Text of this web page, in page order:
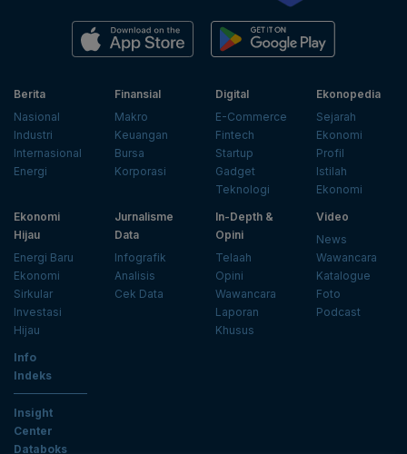
Berita
Nasional
Industri
Internasional
Energi
Finansial
Makro
Keuangan
Bursa
Korporasi
Digital
E-Commerce
Fintech
Startup
Gadget
Teknologi
Ekonopedia
Sejarah
Ekonomi
Profil
Istilah
Ekonomi
Ekonomi
Hijau
Energi Baru
Ekonomi
Sirkular
Investasi
Hijau
Jurnalisme
Data
Infografik
Analisis
Cek Data
In-Depth &
Opini
Telaah
Opini
Wawancara
Laporan
Khusus
Video
News
Wawancara
Katalogue
Foto
Podcast
Info
Indeks
Insight
Center
Databoks